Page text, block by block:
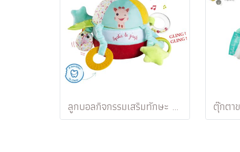
ลูกบอลกิจกรรมเสริมทักษะ Activity Ball The World of Surprises